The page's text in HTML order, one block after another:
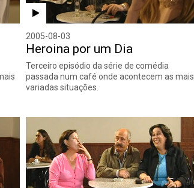
2005-08-03
Heroina por um Dia
Terceiro episódio da série de comédia
passada num café onde acontecem as mais
variadas situações.